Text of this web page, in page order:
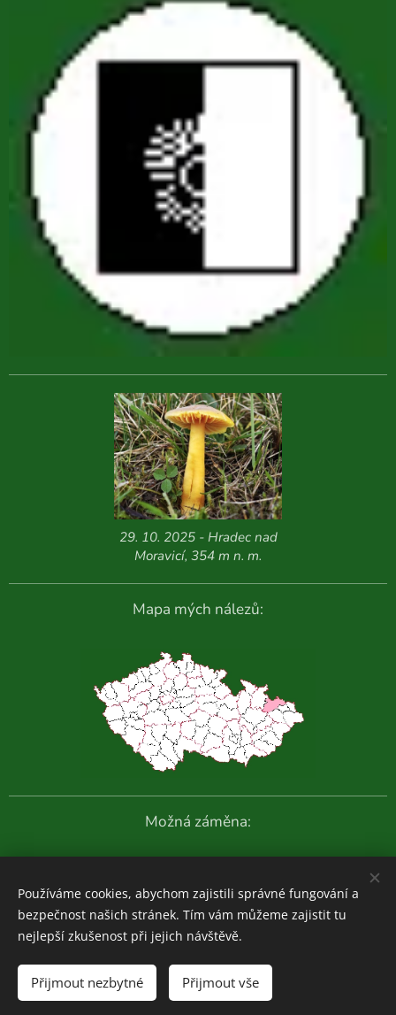
29. 10. 2025 - Hradec nad
Moravicí, 354 m n. m.
Mapa mých nálezů:
Možná záměna:
Další fotografie:
Houboviny © 2020-2026
Zajímavosti z vlastních průzkumů:
ZDE
Používáme cookies, abychom zajistili správné fungování a
bezpečnost našich stránek. Tím vám můžeme zajistit tu
nejlepší zkušenost při jejich návštěvě.
Přijmout nezbytné Přijmout vše